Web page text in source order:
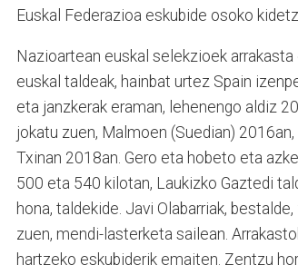
Euskal Federazioa eskubide osoko
Nazioartean euskal selekzioek
euskal taldeak, hainbat urtez Spain
eta janzkerak eraman, lehenengo aldiz
jokatu zuen, Malmoen (Suedian)
Txinan 2018an. Gero eta hobeto eta
500 eta 540 kilotan, Laukizko Gaztedi
hona, taldekide. Javi Olabarriak,
zuen, mendi-lasterketa sailean.
hartzeko eskubiderik emaiten. Zentzu